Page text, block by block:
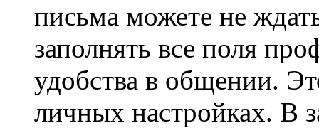
письма можете не
заполнять все поля
удобства в общении.
личных настройках. В